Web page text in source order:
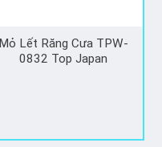
Mỏ Lết Răng Cưa TPW-
0832 Top Japan